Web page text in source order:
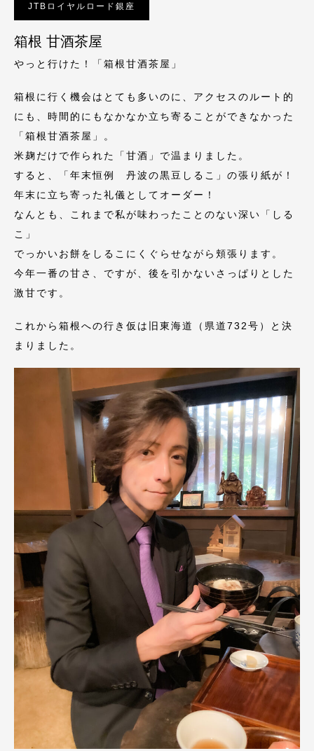
JTBロイヤルロード銀座
箱根 甘酒茶屋
やっと行けた！「箱根甘酒茶屋」
箱根に行く機会はとても多いのに、アクセスのルート的
にも、時間的にもなかなか立ち寄ることができなかった
「箱根甘酒茶屋」。
米麹だけで作られた「甘酒」で温まりました。
すると、「年末恒例 丹波の黒豆しるこ」の張り紙が！
年末に立ち寄った礼儀としてオーダー！
なんとも、これまで私が味わったことのない深い「しる
こ」
でっかいお餅をしるこにくぐらせながら頬張ります。
今年一番の甘さ、ですが、後を引かないさっぱりとした
激甘です。
これから箱根への行き仮は旧東海道（県道732号）と決
まりました。